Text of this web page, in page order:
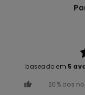
baseado em 5
20% dos